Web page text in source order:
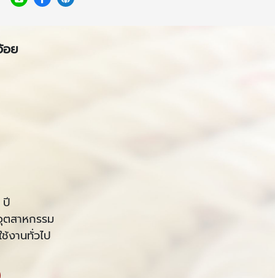
อย
ปี
สาหกรรม
งานทั่วไป